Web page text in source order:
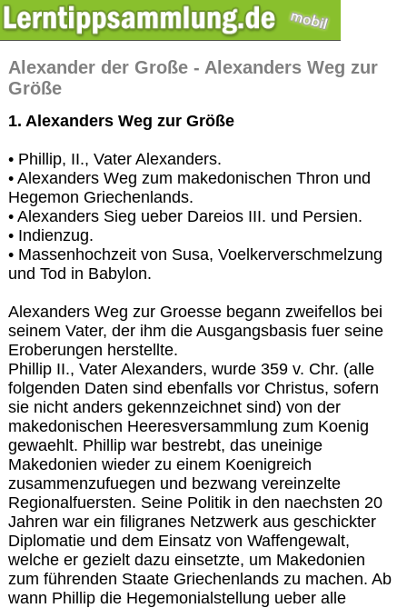
Alexander der Große - Alexanders Weg zur
Größe
1. Alexanders Weg zur Größe
• Phillip, II., Vater Alexanders.
• Alexanders Weg zum makedonischen Thron und
Hegemon Griechenlands.
• Alexanders Sieg ueber Dareios III. und Persien.
• Indienzug.
• Massenhochzeit von Susa, Voelkerverschmelzung
und Tod in Babylon.
Alexanders Weg zur Groesse begann zweifellos bei
seinem Vater, der ihm die Ausgangsbasis fuer seine
Eroberungen herstellte.
Phillip II., Vater Alexanders, wurde 359 v. Chr. (alle
folgenden Daten sind ebenfalls vor Christus, sofern
sie nicht anders gekennzeichnet sind) von der
makedonischen Heeresversammlung zum Koenig
gewaehlt. Phillip war bestrebt, das uneinige
Makedonien wieder zu einem Koenigreich
zusammenzufuegen und bezwang vereinzelte
Regionalfuersten. Seine Politik in den naechsten 20
Jahren war ein filigranes Netzwerk aus geschickter
Diplomatie und dem Einsatz von Waffengewalt,
welche er gezielt dazu einsetzte, um Makedonien
zum führenden Staate Griechenlands zu machen. Ab
wann Phillip die Hegemonialstellung ueber alle